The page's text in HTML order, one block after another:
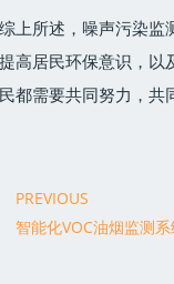
综上所述，噪声污染监
高居民环保意识，以
都需要共同努力，共
PREVIOUS